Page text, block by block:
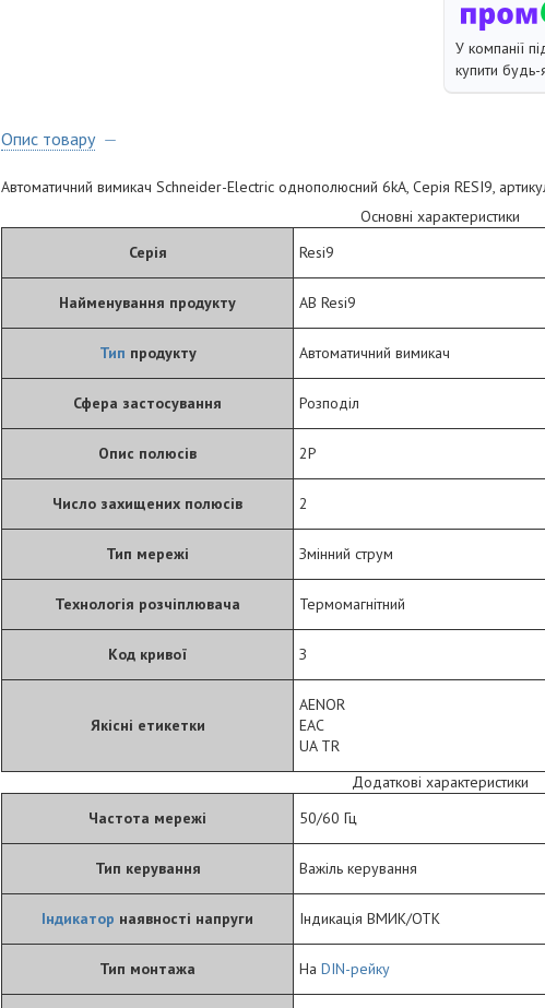
У компанії
купити
Опис товару
Автоматичний вимикач Schneider-Electric однополюсний 6kA, Серія RESI9,
Основні характеристики
Серія
Resi9
Найменування продукту АВ Resi9
Тип продукту Автоматичний вимикач
Сфера застосування Розподіл
Опис полюсів 2P
Число захищених полюсів 2
Тип мережі Змінний струм
Технологія розчіплювача Термомагнітний
Код кривої З
Якісні етикетки
AENOR
EAC
UA TR
Додаткові характеристики
Частота мережі
50/60 Гц
Тип керування Важіль керування
Індикатор наявності напруги Індикація ВМИК/ОТК
Тип монтажа На DIN-рейку